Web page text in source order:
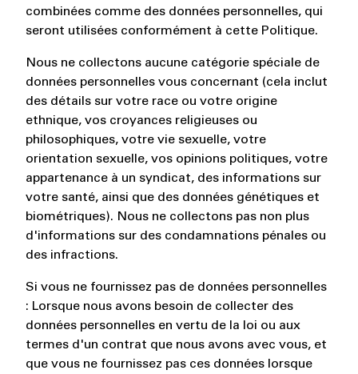
combinées comme des données personnelles, qui
seront utilisées conformément à cette Politique.
Nous ne collectons aucune catégorie spéciale de
données personnelles vous concernant (cela inclut
des détails sur votre race ou votre origine
ethnique, vos croyances religieuses ou
philosophiques, votre vie sexuelle, votre
orientation sexuelle, vos opinions politiques, votre
appartenance à un syndicat, des informations sur
votre santé, ainsi que des données génétiques et
biométriques). Nous ne collectons pas non plus
d'informations sur des condamnations pénales ou
des infractions.
Si vous ne fournissez pas de données personnelles
: Lorsque nous avons besoin de collecter des
données personnelles en vertu de la loi ou aux
termes d'un contrat que nous avons avec vous, et
que vous ne fournissez pas ces données lorsque